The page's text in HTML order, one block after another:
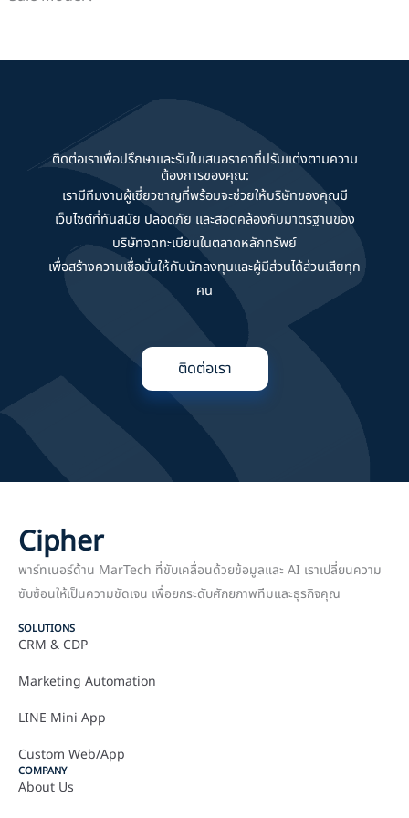
ติดต่อเราเพื่อปรึกษาและรับใบเสนอราคาที่ปรับแต่งตามความ
ต้องการของคุณ:
เรามีทีมงานผู้เชี่ยวชาญที่พร้อมจะช่วยให้บริษัทของคุณมี
เว็บไซต์ที่ทันสมัย ปลอดภัย และสอดคล้องกับมาตรฐานของ
บริษัทจดทะเบียนในตลาดหลักทรัพย์
เพื่อสร้างความเชื่อมั่นให้กับนักลงทุนและผู้มีส่วนได้ส่วนเสียทุก
คน
ติดต่อเรา
Cipher
พาร์ทเนอร์ด้าน MarTech ที่ขับเคลื่อนด้วยข้อมูลและ AI เราเปลี่ยนความ
ซับซ้อนให้เป็นความชัดเจน เพื่อยกระดับศักยภาพทีมและธุรกิจคุณ
SOLUTIONS
CRM & CDP
Marketing Automation
LINE Mini App
Custom Web/App
COMPANY
About Us